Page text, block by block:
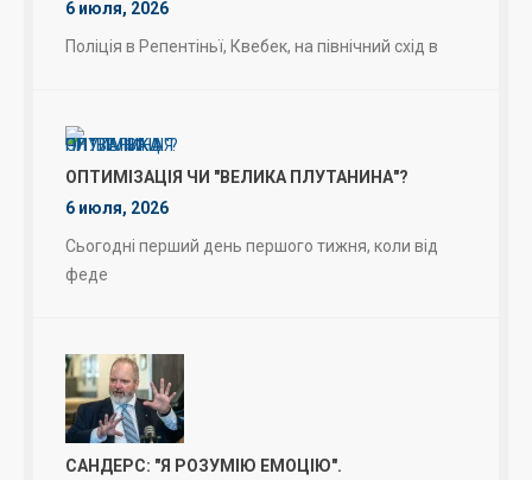
6 июля, 2026
Поліція в Репентіньї, Квебек, на північний схід в
ОПТИМІЗАЦІЯ ЧИ "ВЕЛИКА ПЛУТАНИНА"?
6 июля, 2026
Сьогодні перший день першого тижня, коли від
феде
САНДЕРС: "Я РОЗУМІЮ ЕМОЦІЮ".